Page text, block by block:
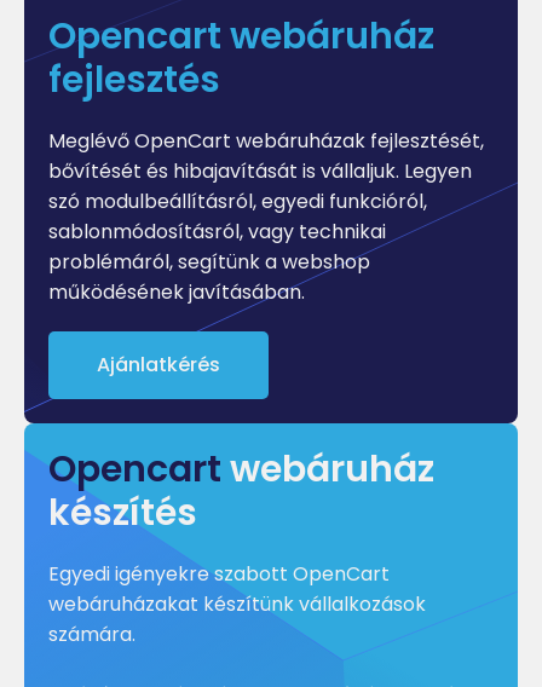
Opencart webáruház
fejlesztés
Meglévő OpenCart webáruházak fejlesztését,
bővítését és hibajavítását is vállaljuk. Legyen
szó modulbeállításról, egyedi funkcióról,
sablonmódosításról, vagy technikai
problémáról, segítünk a webshop
működésének javításában.
Ajánlatkérés
Opencartwebáruház
készítés
Egyedi igényekre szabott OpenCart
webáruházakat készítünk vállalkozások
számára.